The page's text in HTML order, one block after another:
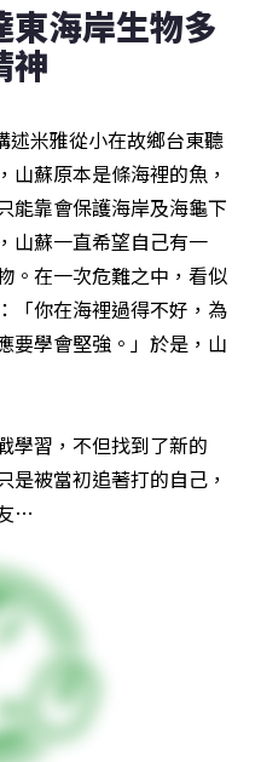
海岸生物多
神
述米雅從小在故鄉台東聽
山蘇原本是條海裡的魚，
能靠會保護海岸及海龜下
山蘇一直希望自己有一
。在一次危難之中，看似
「你在海裡過得不好，為
要學會堅強。」於是，山
學習，不但找到了新的
被當初追著打的自己，
…